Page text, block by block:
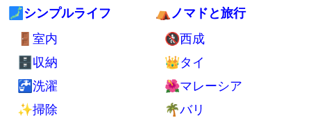
🗾住：何もないスカスカの部屋
⛺貧：ホームレス5年の場所や経験
🌈楽：週休7日生活17年の趣味実例
📚 もっと見る